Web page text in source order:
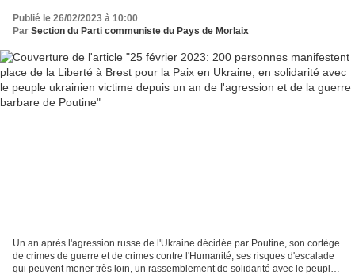
victime depuis un an de l'agression et de la
guerre barbare de Poutine
Publié le 26/02/2023 à 10:00
Par Section du Parti communiste du Pays de Morlaix
Un an après l'agression russe de l'Ukraine décidée par Poutine, son cortège
de crimes de guerre et de crimes contre l'Humanité, ses risques d'escalade
qui peuvent mener très loin, un rassemblement de solidarité avec le peuple